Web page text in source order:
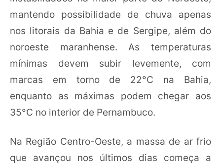
mantendo possibilidade de chuva apenas
nos litorais da Bahia e de Sergipe, além do
noroeste maranhense. As temperaturas
mínimas devem subir levemente, com
marcas em torno de 22°C na Bahia,
enquanto as máximas podem chegar aos
35°C no interior de Pernambuco.
Na Região Centro-Oeste, a massa de ar frio
que avançou nos últimos dias começa a